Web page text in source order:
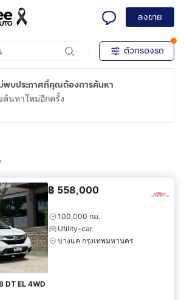
ลงขาย
ตัวกรองรถ
พบประกาศที่คุณต้องการค้นหา
ค้นหาใหม่อีกครั้ง
฿ 558,000
100,000 กม.
Utility-car
บางแค กรุงเทพมหานคร
DT EL 4WD